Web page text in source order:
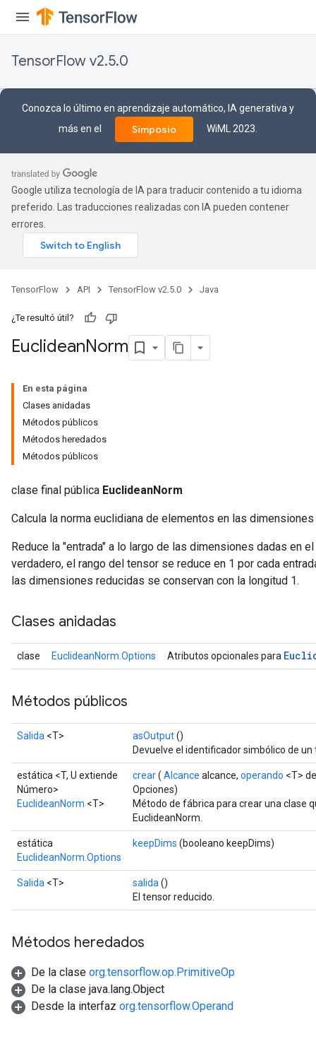
TensorFlow v2.5.0
Conozca lo último en aprendizaje automático, IA generativa y
más en el
Simposio WiML 2023.
Google utiliza tecnología de IA para traducir contenido a tu idioma
preferido. Las traducciones realizadas con IA pueden contener
errores.
TensorFlow API TensorFlow v2.5.0 Java
¿Te resultó útil?
EuclideanNorm
En esta página
Clases anidadas
Métodos públicos
Métodos heredados
Métodos públicos
clase final pública EuclideanNorm
Calcula la norma euclidiana de elementos en las dimensiones
Reduce la "entrada" a lo largo de las dimensiones dadas en
verdadero, el rango del tensor se reduce en 1 por cada
las dimensiones reducidas se conservan con la longitud 1.
Clases anidadas
clase EuclideanNorm.Options Atributos opcionales para
Métodos públicos
Salida <T> asOutput()
Devuelve el identificador simbólico de un
estática <T, U extiende
Número>
EuclideanNorm <T>
crear( Alcance alcance, operando <T>
Opciones)
Método de fábrica para crear una clase
EuclideanNorm.
estática
EuclideanNorm.Options
keepDims (booleano keepDims)
Salida <T> salida ()
El tensor reducido.
Métodos heredados
De la clase org.tensorflow.op.PrimitiveOp
De la clase java.lang.Object
Desde la interfaz org.tensorflow.Operand